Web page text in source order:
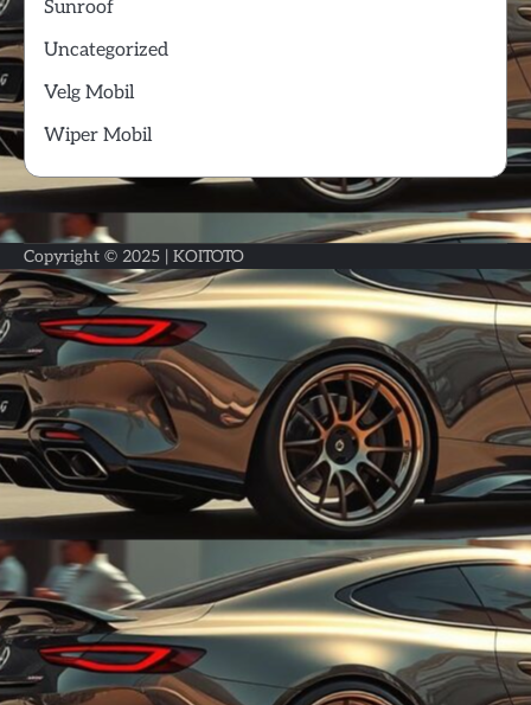
Sunroof
Uncategorized
Velg Mobil
Wiper Mobil
Copyright © 2025 | KOITOTO